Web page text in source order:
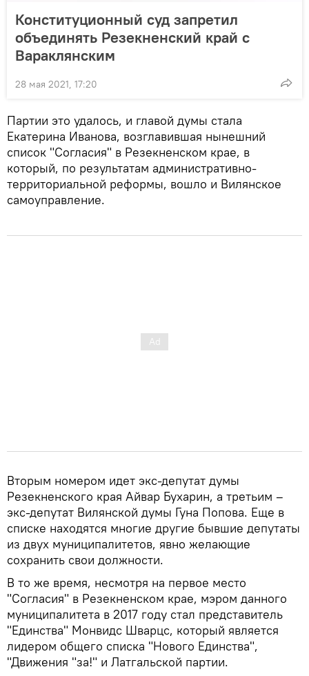
Конституционный суд запретил
объединять Резекненский край с
Вараклянским
28 мая 2021, 17:20
Партии это удалось, и главой думы стала
Екатерина Иванова, возглавившая нынешний
список "Согласия" в Резекненском крае, в
который, по результатам административно-
территориальной реформы, вошло и Вилянское
самоуправление.
Вторым номером идет экс-депутат думы
Резекненского края Айвар Бухарин, а третьим –
экс-депутат Вилянской думы Гуна Попова. Еще в
списке находятся многие другие бывшие депутаты
из двух муниципалитетов, явно желающие
сохранить свои должности.
В то же время, несмотря на первое место
"Согласия" в Резекненском крае, мэром данного
муниципалитета в 2017 году стал представитель
"Единства" Монвидс Шварцс, который является
лидером общего списка "Нового Единства",
"Движения "за!" и Латгальской партии.